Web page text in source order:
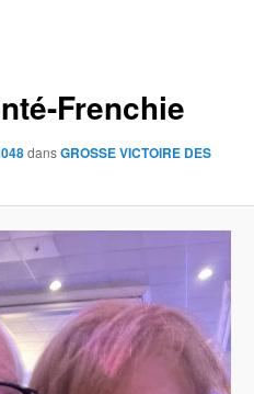
Frenchie
dansGROSSE VICTOIRE DES